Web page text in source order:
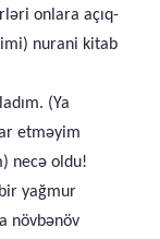
onlara açıq-
nurani kitab
(Ya
etməyim
necə oldu!
yağmur
növbənöv